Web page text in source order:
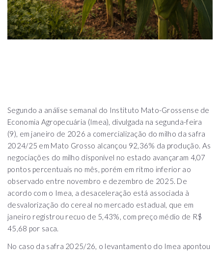
Segundo a análise semanal do Instituto Mato-Grossense de
Economia Agropecuária (Imea), divulgada na segunda-feira
(9), em janeiro de 2026 a comercialização do milho da safra
2024/25 em Mato Grosso alcançou 92,36% da produção. As
negociações do milho disponível no estado avançaram 4,07
pontos percentuais no mês, porém em ritmo inferior ao
observado entre novembro e dezembro de 2025. De
acordo com o Imea, a desaceleração está associada à
desvalorização do cereal no mercado estadual, que em
janeiro registrou recuo de 5,43%, com preço médio de R$
45,68 por saca.
No caso da safra 2025/26, o levantamento do Imea apontou